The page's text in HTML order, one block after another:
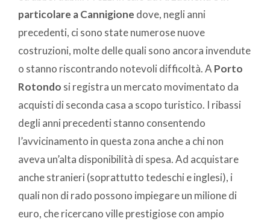
particolare a Cannigione dove, negli anni
precedenti, ci sono state numerose nuove
costruzioni, molte delle quali sono ancora invendute
o stanno riscontrando notevoli difficoltà. APorto
Rotondo si registra un mercato movimentato da
acquisti di seconda casa a scopo turistico. I ribassi
degli anni precedenti stanno consentendo
l’avvicinamento in questa zona anche a chi non
aveva un’alta disponibilità di spesa. Ad acquistare
anche stranieri (soprattutto tedeschi e inglesi), i
quali non di rado possono impiegare un milione di
euro, che ricercano ville prestigiose con ampio